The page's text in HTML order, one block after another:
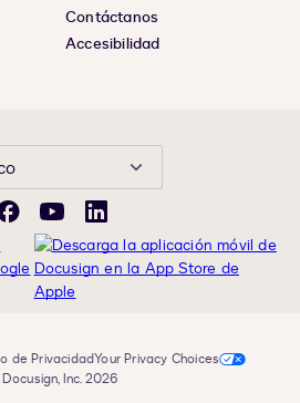
Contáctanos
Accesibilidad
FacebookYouTubeLinkedIn
de PrivacidadYour Privacy Choices
Inc. 2026